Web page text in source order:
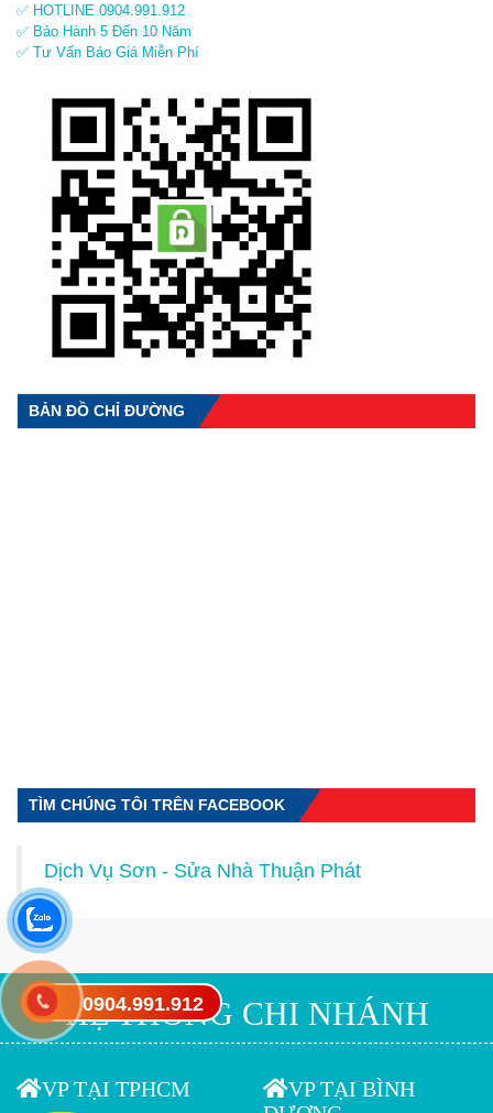
✅ HOTLINE 0904.991.912
✅ Bảo Hành 5 Đến 10 Năm
✅ Tư Vấn Báo Giá Miễn Phí
BẢN ĐỒ CHỈ ĐƯỜNG
TÌM CHÚNG TÔI TRÊN FACEBOOK
Dịch Vụ Sơn - Sửa Nhà Thuận Phát
HỆ THỐNG CHI NHÁNH
VP TẠI TPHCM
VP TẠI BÌNH
0904.991.912